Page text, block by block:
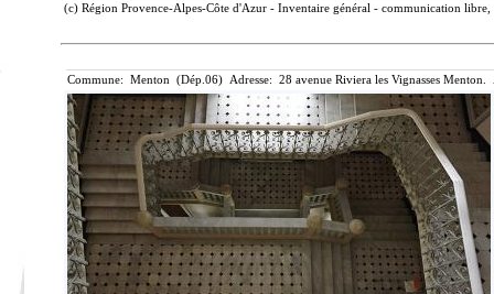
(c) Région Provence-Alpes-Côte d'Azur - Inventaire général - communication
Commune: Menton (Dép.06) Adresse: 28 avenue Riviera les Vignasses